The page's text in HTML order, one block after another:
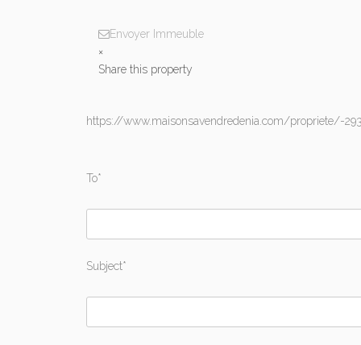
Envoyer Immeuble
×
Share this property
https://www.maisonsavendredenia.com/propriete/-
To*
Subject*